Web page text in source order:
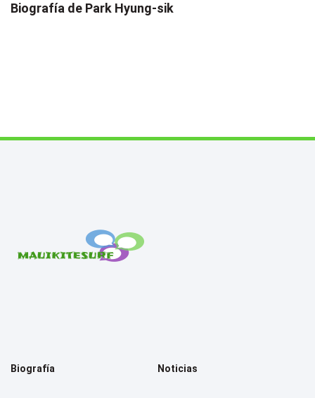
Biografía de Park Hyung-sik
Biografía Noticias